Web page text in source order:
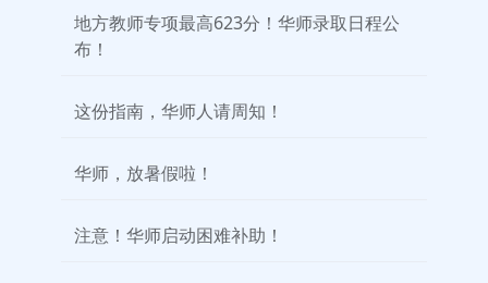
地方教师专项最高623分！华师录取日程公
布！
这份指南，华师人请周知！
华师，放暑假啦！
注意！华师启动困难补助！